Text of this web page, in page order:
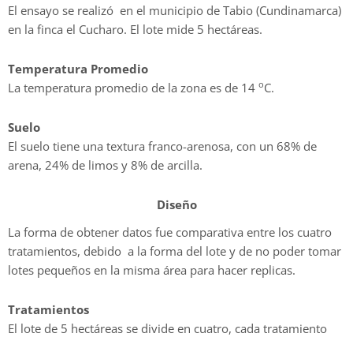
El ensayo se realizó en el municipio de Tabio (Cundinamarca)
en la finca el Cucharo. El lote mide 5 hectáreas.
Temperatura Promedio
La temperatura promedio de la zona es de 14 oC.
Suelo
El suelo tiene una textura franco-arenosa, con un 68% de
arena, 24% de limos y 8% de arcilla.
Diseño
La forma de obtener datos fue comparativa entre los cuatro
tratamientos, debido a la forma del lote y de no poder tomar
lotes pequeños en la misma área para hacer replicas.
Tratamientos
El lote de 5 hectáreas se divide en cuatro, cada tratamiento